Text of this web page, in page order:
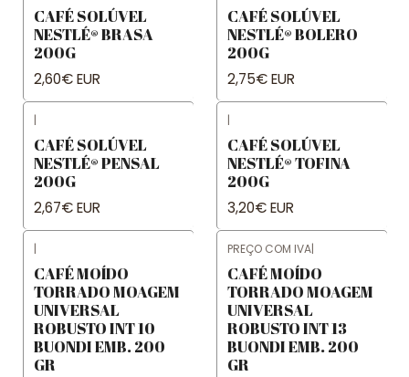
CAFÉ SOLÚVEL
NESTLÉ® BRASA
200G
2,60€ EUR
CAFÉ SOLÚVEL
NESTLÉ® BOLERO
200G
2,75€ EUR
|
CAFÉ SOLÚVEL
NESTLÉ® PENSAL
200G
2,67€ EUR
|
CAFÉ SOLÚVEL
NESTLÉ® TOFINA
200G
3,20€ EUR
|
CAFÉ MOÍDO
TORRADO MOAGEM
UNIVERSAL
ROBUSTO INT 10
BUONDI EMB. 200
GR
PREÇO COM IVA|
CAFÉ MOÍDO
TORRADO MOAGEM
UNIVERSAL
ROBUSTO INT 13
BUONDI EMB. 200
GR